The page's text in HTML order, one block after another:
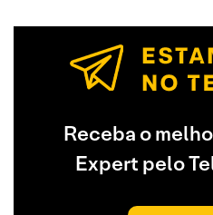
Receba o
Expert pelo